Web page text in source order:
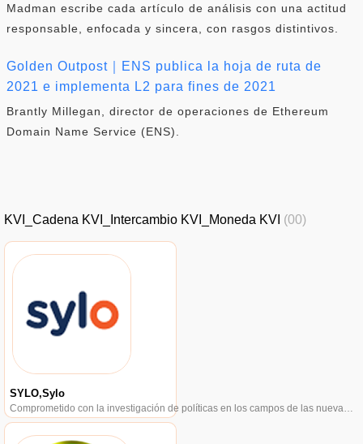
Madman escribe cada artículo de análisis con una actitud
responsable, enfocada y sincera, con rasgos distintivos.
Golden Outpost｜ENS publica la hoja de ruta de
2021 e implementa L2 para fines de 2021
Brantly Millegan, director de operaciones de Ethereum
Domain Name Service (ENS).
KVI_Cadena KVI_Intercambio KVI_Moneda KVI (00)
SYLO,Sylo